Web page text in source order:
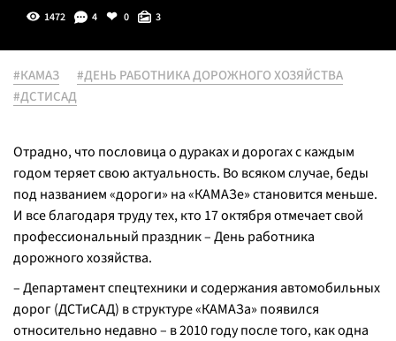
1472 4 0 3
#КАМАЗ
#ДЕНЬ РАБОТНИКА ДОРОЖНОГО ХОЗЯЙСТВА
#ДСТИСАД
Отрадно, что пословица о дураках и дорогах с каждым
годом теряет свою актуальность. Во всяком случае, беды
под названием «дороги» на «КАМАЗе» становится меньше.
И все благодаря труду тех, кто 17 октября отмечает свой
профессиональный праздник – День работника
дорожного хозяйства.
– Департамент спецтехники и содержания автомобильных
дорог (ДСТиСАД) в структуре «КАМАЗа» появился
относительно недавно – в 2010 году после того, как одна